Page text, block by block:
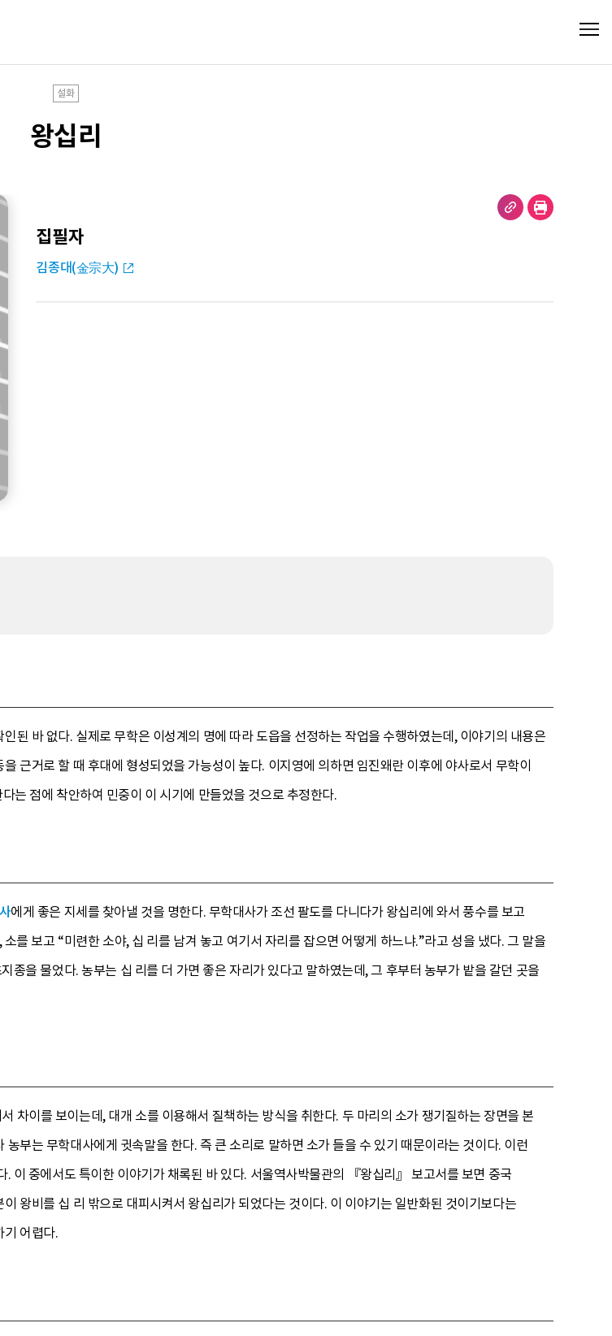
설화
왕십리
집필자
김종대(金宗大)
된 바 없다. 실제로 무학은 이성계의 명에 따라 도읍을 선정하는 작업을 수행하였는데, 이야기의 내용은
근거로 할 때 후대에 형성되었을 가능성이 높다. 이지영에 의하면 임진왜란 이후에 야사로서 무학이
는 점에 착안하여 민중이 이 시기에 만들었을 것으로 추정한다.
에게 좋은 지세를 찾아낼 것을 명한다. 무학대사가 조선 팔도를 다니다가 왕십리에 와서 풍수를 보고
를 보고 “미련한 소야, 십 리를 남겨 놓고 여기서 자리를 잡으면 어떻게 하느냐.”라고 성을 냈다. 그 말을
종을 물었다. 농부는 십 리를 더 가면 좋은 자리가 있다고 말하였는데, 그 후부터 농부가 밭을 갈던 곳을
차이를 보이는데, 대개 소를 이용해서 질책하는 방식을 취한다. 두 마리의 소가 쟁기질하는 장면을 본
부는 무학대사에게 귓속말을 한다. 즉 큰 소리로 말하면 소가 들을 수 있기 때문이라는 것이다. 이런
이 중에서도 특이한 이야기가 채록된 바 있다. 서울역사박물관의 『왕십리』 보고서를 보면 중국
왕비를 십 리 밖으로 대피시켜서 왕십리가 되었다는 것이다. 이 이야기는 일반화된 것이기보다는
기 어렵다.